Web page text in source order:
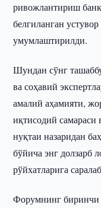
ривожлантириш
белгиланган
умумлаштирилди.
Шундан сўнг
ва соҳавий
амалий аҳамияти,
иқтисодий самараси
нуқтаи назаридан
бўйича энг долзарб
рўйхатларига
Форумнинг биринчи